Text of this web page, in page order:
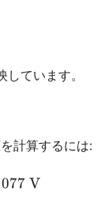
ています。
計算するには:
=
V